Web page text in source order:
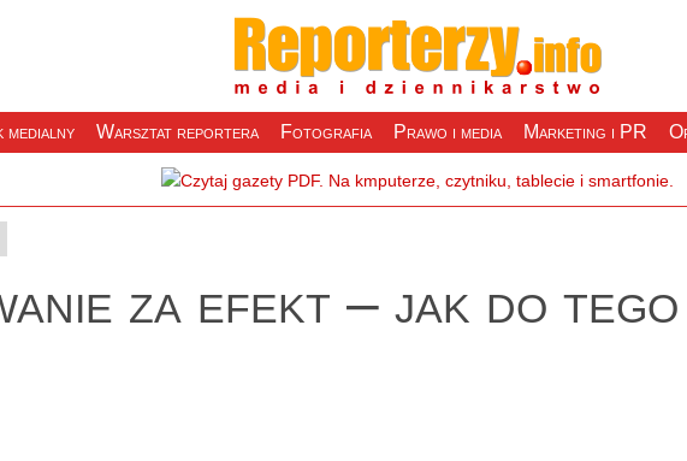
medialny Warsztat reportera Fotografia Prawo i media Marketing i PR
za efekt – jak do tego